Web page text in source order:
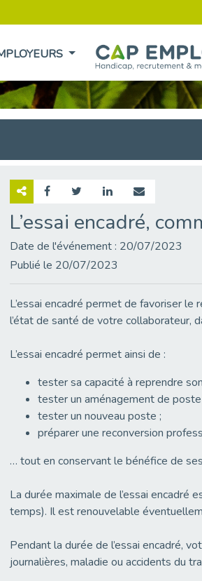
L’essai encadré,
Date de l'événement : 20/07/2023
Publié le 20/07/2023
L’essai encadré permet de favoriser le
l’état de santé de votre collaborateur,
L’essai encadré permet ainsi de :
tester sa capacité à reprendre
tester un aménagement de poste
tester un nouveau poste ;
préparer une reconversion
… tout en conservant le bénéfice de
La durée maximale de l’essai encadré
temps). Il est renouvelable
Pendant la durée de l’essai encadré,
journalières, maladie ou accidents du